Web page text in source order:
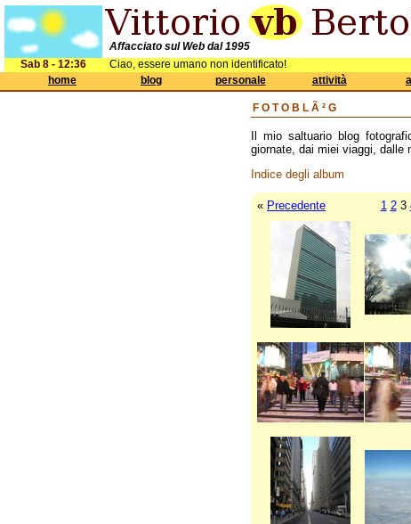
Affacciato sul Web dal 1995
Sab 8 - 12:36
Ciao, essere umano non identificato!
home
blog personale attività
FOTOBLÃ²G
Il mio saltuario blog
giornate, dai miei viaggi, dalle
Indice degli album
« Precedente 1 23